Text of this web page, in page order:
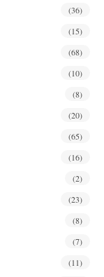
(36)
(15)
(68)
(10)
(8)
(20)
(65)
(16)
(2)
(23)
(8)
(7)
(11)